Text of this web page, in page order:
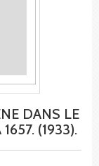
DANS LE
(1933).